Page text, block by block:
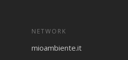
NETWORK
mioambiente.it